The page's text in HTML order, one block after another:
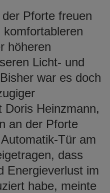
Pforte freuen
höheren
Licht- und
war es doch
Doris Heinzmann,
an der Pforte
Tür am
dass
Energieverlust im
habe, meinte